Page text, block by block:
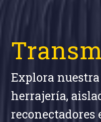
Buscar
Explora
herrajería,